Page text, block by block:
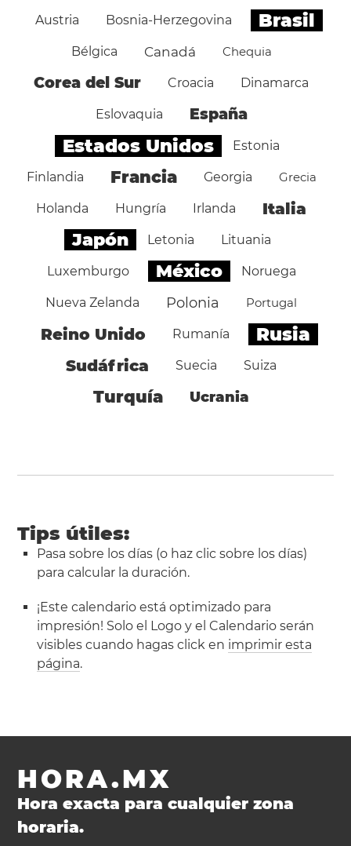
Austria Bosnia-Herzegovina Brasil
Bélgica Canadá Chequia
Corea del Sur Croacia Dinamarca
Eslovaquia España
Estados Unidos Estonia
Finlandia Francia Georgia Grecia
Holanda Hungría Irlanda Italia
Japón Letonia Lituania
Luxemburgo México Noruega
Nueva Zelanda Polonia Portugal
Reino Unido Rumanía Rusia
Sudáfrica Suecia Suiza
Turquía Ucrania
Tips útiles:
Pasa sobre los días (o haz clic sobre los días)
para calcular la duración.
¡Este calendario está optimizado para
impresión! Solo el Logo y el Calendario serán
visibles cuando hagas click en imprimir esta
página.
HORA.MX
Hora exacta para cualquier zona
horaria.